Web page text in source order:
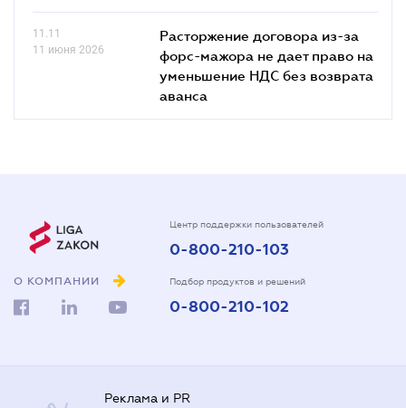
11.11
11 июня 2026
Расторжение договора из-за
форс-мажора не дает право на
уменьшение НДС без возврата
аванса
О КОМПАНИИ
Центр поддержки пользователей
0-800-210-103
Подбор продуктов и решений
0-800-210-102
Реклама и PR